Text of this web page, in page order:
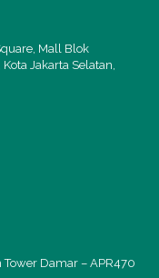
Mall Blok
Jakarta Selatan,
Damar – APR470